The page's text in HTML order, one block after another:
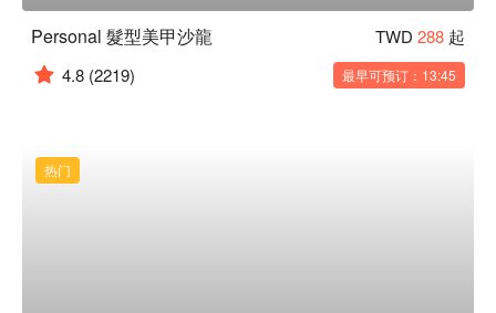
Personal 髮型美甲沙龍 TWD 288 起
4.8 (2219) 最早可预订：13:45
热门